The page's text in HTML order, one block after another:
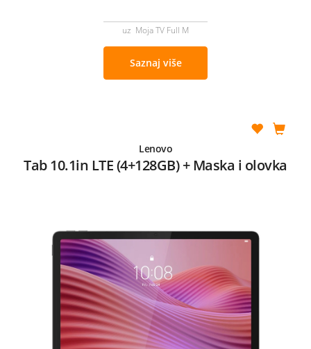
uz Moja TV Full M
Saznaj više
Lenovo
Tab 10.1in LTE (4+128GB) + Maska i olovka